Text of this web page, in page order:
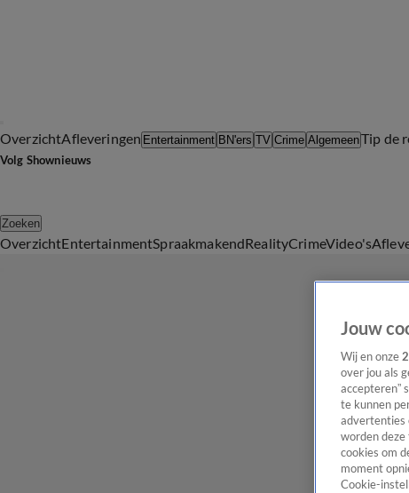
OverzichtAfleveringen Entertainment BN'ers TV Crime AlgemeenTip de
Volg Shownieuws
Zoeken
OverzichtEntertainmentSpraakmakendRealityCrimeVideo's
Jouw
Wij en onze
over jou als
accepteren”
te kunnen
advertenties
worden
cookies om
moment
Cookie-